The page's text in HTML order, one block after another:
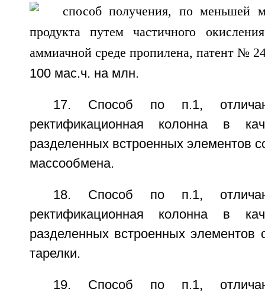
100 мас.ч. на млн.
17. Способ по п.1,
ректификационная колонна в
разделенных встроенных элементов
массообмена.
18. Способ по п.1,
ректификационная колонна в
разделенных встроенных элементов
тарелки.
19. Способ по п.1,